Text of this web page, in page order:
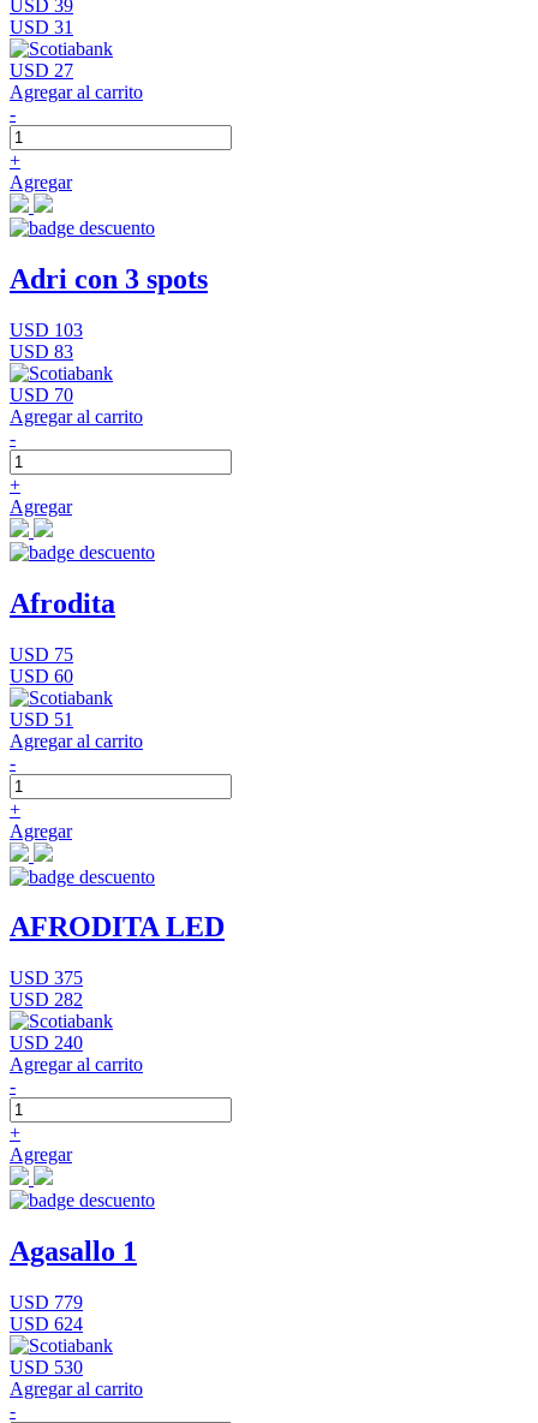
USD 39
USD 31
USD 27
Agregar al carrito
-
+
Agregar
Adri con 3 spots
USD 103
USD 83
USD 70
Agregar al carrito
-
+
Agregar
Afrodita
USD 75
USD 60
USD 51
Agregar al carrito
-
+
Agregar
AFRODITA LED
USD 375
USD 282
USD 240
Agregar al carrito
-
+
Agregar
Agasallo 1
USD 779
USD 624
USD 530
Agregar al carrito
-